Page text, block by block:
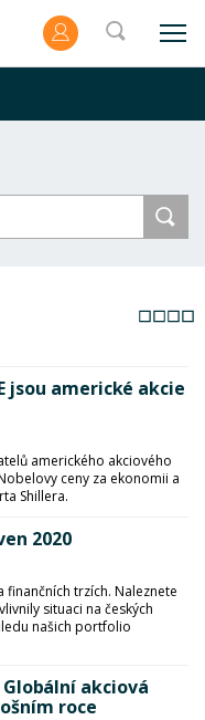
jsou americké akcie
amerického akciového
ceny za ekonomii a
Shillera.
2020
trzích. Naleznete
situaci na českých
našich portfolio
Globální akciová
roce